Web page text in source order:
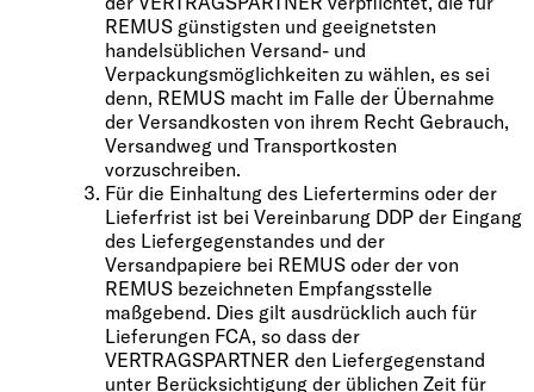
REMUS günstigsten und geeignetsten
handelsüblichen Versand- und
Verpackungsmöglichkeiten zu wählen, es sei
denn, REMUS macht im Falle der Übernahme
der Versandkosten von ihrem Recht Gebrauch,
Versandweg und Transportkosten
vorzuschreiben.
Für die Einhaltung des Liefertermins oder der
Lieferfrist ist bei Vereinbarung DDP der Eingang
des Liefergegenstandes und der
Versandpapiere bei REMUS oder der von
REMUS bezeichneten Empfangsstelle
maßgebend. Dies gilt ausdrücklich auch für
Lieferungen FCA, so dass der
VERTRAGSPARTNER den Liefergegenstand
unter Berücksichtigung der üblichen Zeit für